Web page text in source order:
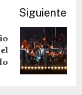
Siguiente